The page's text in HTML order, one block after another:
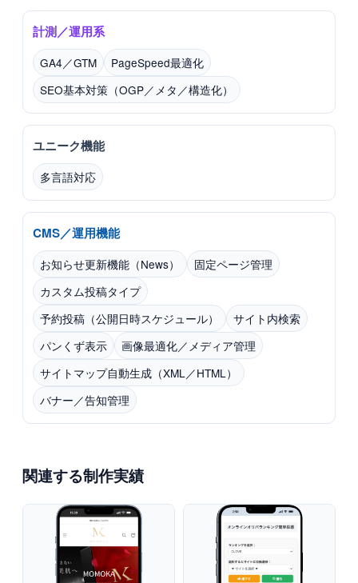
計測／運用系
GA4／GTM
PageSpeed最適化
SEO基本対策（OGP／メタ／構造化）
ユニーク機能
多言語対応
CMS／運用機能
お知らせ更新機能（News）
固定ページ管理
カスタム投稿タイプ
予約投稿（公開日時スケジュール）
サイト内検索
パンくず表示
画像最適化／メディア管理
サイトマップ自動生成（XML／HTML）
バナー／告知管理
関連する制作実績